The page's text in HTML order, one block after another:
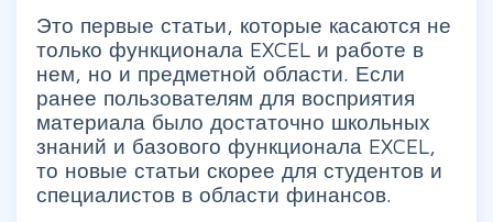
Это первые статьи, которые касаются не
только функционала EXCEL и работе в
нем, но и предметной области. Если
ранее пользователям для восприятия
материала было достаточно школьных
знаний и базового функционала EXCEL,
то новые статьи скорее для студентов и
специалистов в области финансов.